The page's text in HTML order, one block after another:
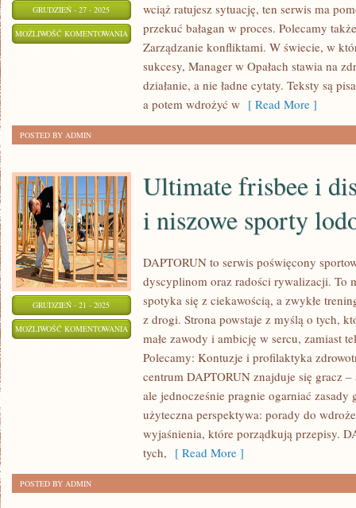
GRUDZIEŃ - 27 - 2025
MOŻLIWOŚĆ KOMENTOWANIA ZDROWIE
WELL-
BEING
wciąż ratujesz sytuację, ten serwis ma
przekuć bałagan w proces. Polecamy
Zarządzanie konfliktami. W świecie, w
sukcesy, Manager w Opałach stawia na
działanie, a nie ładne cytaty. Teksty są
a potem wdrożyć w [ Read More ]
POSTED BY ADMIN
GRUDZIEŃ - 21 - 2025
MOŻLIWOŚĆ KOMENTOWANIA
CURLING
Ultimate frisbee i
i niszowe sporty
DAPTORUN to serwis poświęcony
dyscyplinom oraz radości rywalizacji. To
spotyka się z ciekawością, a zwykłe
z drogi. Strona powstaje z myślą o tych,
małe zawody i ambicję w sercu, zamiast
Polecamy: Kontuzje i profilaktyka
centrum DAPTORUN znajduje się gracz
ale jednocześnie pragnie ogarniać
użyteczna perspektywa: porady do
wyjaśnienia, które porządkują przepisy.
tych, [ Read More ]
POSTED BY ADMIN